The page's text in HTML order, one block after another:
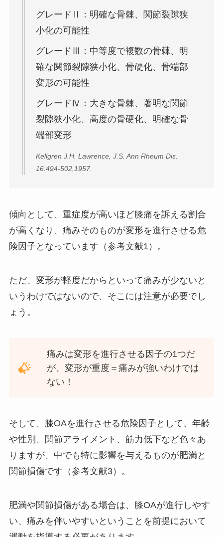
グレードⅡ：明確な骨棘、関節裂隙狭
小化の可能性
グレードⅢ：中等度で複数の骨棘、明
確な関節裂隙狭小化、骨硬化、骨端部
変形の可能性
グレードⅣ：大きな骨棘、著明な関節
裂隙狭小化、高度の骨硬化、明確な骨
端部変形
Kellgren J.H. Lawrence, J.S. Ann Rheum Dis.
16:494-502,1957.
傾向として、重症度が高いほど膝痛を訴える割合
が高くなり、痛みそのものが変形を進行させる危
険因子となっています（参考文献1）。
ただ、変形が軽度だからといって痛みが少ないと
いうわけではないので、そこには注意が必要でし
ょう。
痛みは変形を進行させる因子の1つだ
が、変形が重度＝痛みが強いわけでは
ない！
そして、膝OAを進行させる危険因子として、年齢
や性別、関節アライメント、筋力低下など色々あ
りますが、中でも特に影響を与えるものが肥満と
関節損傷です（参考文献3）。
肥満や関節損傷がある場合は、膝OAが進行しやす
い、痛みを伴いやすいということを前提において